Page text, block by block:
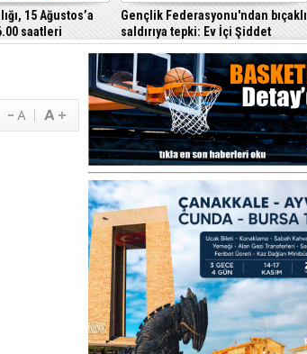
15 Ağustos’a
saatleri
altında çalışmayı
Gençlik Federasyonu'ndan bıçaklı
saldırıya tepki: Ev İçi Şiddet
Yasası hayata geçirilmeli